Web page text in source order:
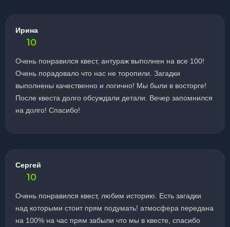
Ирина
10
Очень понравился квест, антураж выполнен на все 100!
Очень порадовало что нас не торопили. Загадки
выполнены качественно и логично! Мы были в восторге!
После квеста долго обсуждали детали. Вечер запомнился
на долго! Спасибо!
Сергей
10
Очень понравился квест, любим историю. Есть загадки
над которыми стоит прям подумать! атмосфера передана
на 100% на час прям забыли что мы в квесте, спасибо